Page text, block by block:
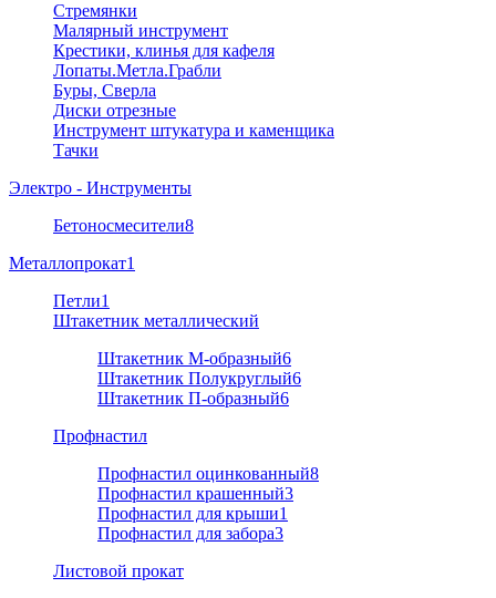
Стремянки
Малярный инструмент
Крестики, клинья для кафеля
Лопаты.Метла.Грабли
Буры, Сверла
Диски отрезные
Инструмент штукатура и каменщика
Тачки
Электро - Инструменты
Бетоносмесители8
Металлопрокат1
Петли1
Штакетник металлический
Штакетник М-образный6
Штакетник Полукруглый6
Штакетник П-образный6
Профнастил
Профнастил оцинкованный8
Профнастил крашенный3
Профнастил для крыши1
Профнастил для забора3
Листовой прокат